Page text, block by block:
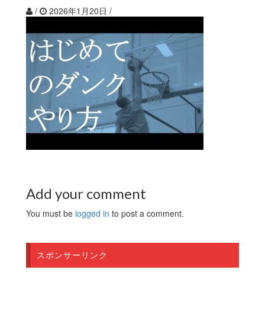
/ 2026年1月20日 /
Add your comment
You must be logged in to post a comment.
スポンサーリンク